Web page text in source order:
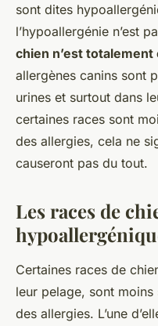
sont dites
l’hypoallergénie n’est
chien n’est
allergènes canins sont
urines et surtout dans
certaines races sont
des allergies, cela ne
causeront pas du tout.
Les races de
Certaines races de
leur pelage, sont
des allergies. L’une